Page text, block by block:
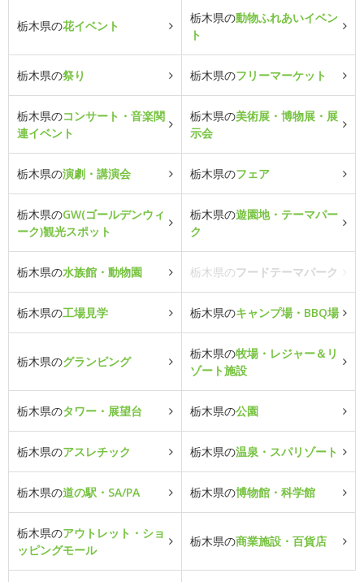
栃木県の花イベント
栃木県の動物ふれあいイベン
ト
栃木県の祭り 栃木県のフリーマーケット
栃木県のコンサート・音楽関
連イベント
栃木県の美術展・博物展・展
示会
栃木県の演劇・講演会 栃木県のフェア
栃木県のGW(ゴールデンウィ
ーク)観光スポット
栃木県の遊園地・テーマパー
ク
栃木県の水族館・動物園 栃木県のフードテーマパーク
栃木県の工場見学 栃木県のキャンプ場・BBQ場
栃木県のグランピング
栃木県の牧場・レジャー＆リ
ゾート施設
栃木県のタワー・展望台 栃木県の公園
栃木県のアスレチック 栃木県の温泉・スパリゾート
栃木県の道の駅・SA/PA 栃木県の博物館・科学館
栃木県のアウトレット・ショ
ッピングモール
栃木県の商業施設・百貨店